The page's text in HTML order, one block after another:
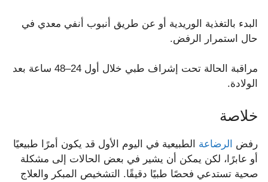
البدء بالتغذية الوريدية أو عن طريق أنبوب أنفي معدي في
حال استمرار الرفض.
مراقبة الحالة تحت إشراف طبي خلال أول 24–48 ساعة بعد
الولادة.
خلاصة
رفض الرضاعة الطبيعية في اليوم الأول قد يكون أمرًا طبيعيًا
أو عابرًا، لكن يمكن أن يشير في بعض الحالات إلى مشكلة
صحية تستدعي فحصًا طبيًا دقيقًا. التشخيص المبكر والعلاج